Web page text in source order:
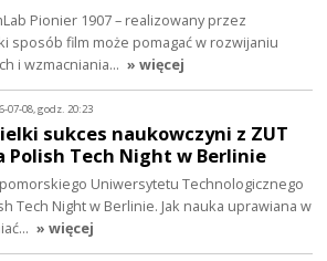
Pionier 1907 – realizowany przez
sposób film może pomagać w rozwijaniu
i wzmacniania… » więcej
07-08, godz. 20:23
sukces naukowczyni z ZUT
Polish Tech Night w Berlinie
Uniwersytetu Technologicznego
Tech Night w Berlinie. Jak nauka uprawiana w
» więcej